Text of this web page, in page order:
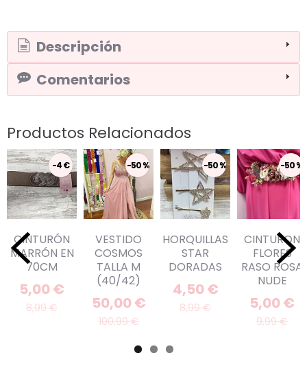
Descripción
Comentarios
Productos Relacionados
-4 €
CINTURÓN
MARRÓN EN
70CM
5,00 €
8,99 €
-50 %
VESTIDO
COSMOS
TALLA M
(40/42)
50,00 €
100,99 €
-50 %
HORQUILLAS
STAR
DORADAS
4,50 €
8,99 €
-50 %
CINTURON
FLORES
RASO ROSA
NUDE
5,00 €
9,99 €